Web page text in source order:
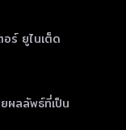
ร์ ยูไนเต็ด
ผลลัพธ์ที่เป็น